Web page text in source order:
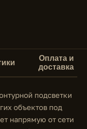
Оплата и
доставка
подсветки
объектов под
напрямую от сети